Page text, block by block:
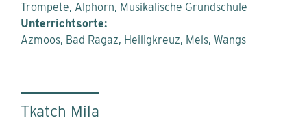
Trompete, Alphorn, Musikalische Grundschule
Unterrichtsorte:
Azmoos Bad Ragaz Heiligkreuz Mels Wangs
Tkatch Mila